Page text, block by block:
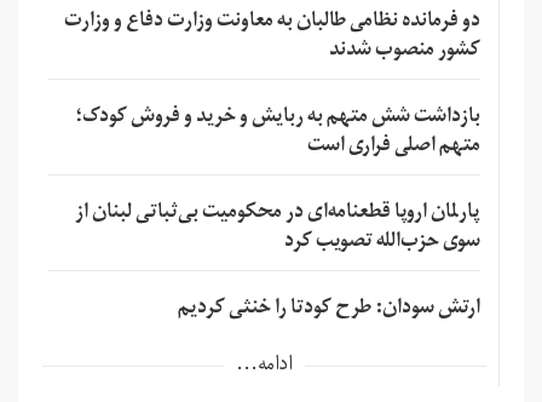
دو فرمانده نظامی طالبان به معاونت وزارت دفاع و وزارت
کشور منصوب شدند
بازداشت شش متهم به ربایش و خرید و فروش کودک؛
متهم اصلی فراری است
پارلمان اروپا قطعنامه‌ای در محکومیت بی‌ثباتی لبنان از
سوی حزب‌الله تصویب کرد
ارتش سودان: طرح کودتا را خنثی کردیم
ادامه...